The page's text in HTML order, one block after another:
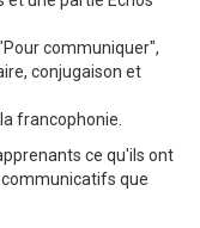
communiquer",
conjugaison et
francophonie.
ce qu'ils ont
que